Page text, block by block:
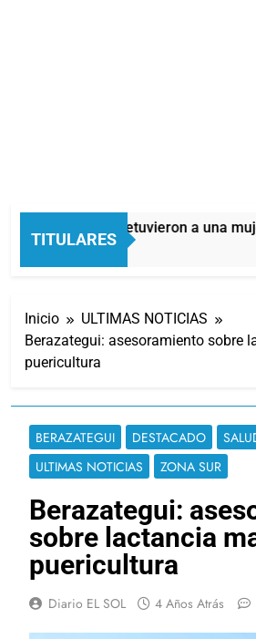
TITULARES
Quilmes: detuvieron a una
11 Horas Atrás
Inicio
ULTIMAS NOTICIAS
Berazategui: asesoramiento sobre
puericultura
BERAZATEGUI DESTACADO
ULTIMAS NOTICIAS
ZONA SUR
Berazategui:
sobre lactancia
puericultura
Diario EL SOL 4 Años Atrás